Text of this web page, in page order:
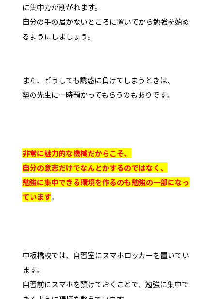
に集中力が削がれます。
自分の手の届かないところに置いてから勉強を始め
るようにしましょう。
また、どうしても誘惑に負けてしまうときは、
塾の先生に一時預かってもらうのもありです。
非常に魅力的な機械だからこそ、
自分の意志だけでなんとかするのではなく、
勉強に集中できる環境を作るのも勉強の一部になっ
ています。
中板橋校では、自習室にスマホロッカーを置いてい
ます。
自習前にスマホを預けておくことで、勉強に集中で